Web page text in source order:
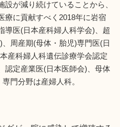
が減り続けていることから、
療に貢献すべく2018年に岩宿
導医(日本産科婦人科学会)、超
周産期(母体・胎児)専門医(日
産科婦人科遺伝診療学会認定
認定産業医(日本医師会)、母体
門分野は産婦人科。